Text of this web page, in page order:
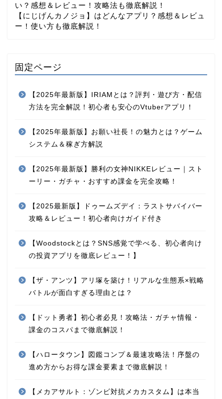
い？感想＆レビュー！攻略法も徹底解説！
【にじげんカノジョ】はどんなアプリ？感想＆レビュ
ー！使い方も徹底解説！
固定ページ
【2025年最新版】IRIAMとは？評判・遊び方・配信
方法を完全解説！初心者も安心のVtuberアプリ！
【2025年最新版】お願い社長！の魅力とは？ゲーム
システム＆稼ぎ方解説
【2025年最新版】勝利の女神NIKKEレビュー｜スト
ーリー・ガチャ・おすすめ課金を完全攻略！
【2025最新版】ドゥームズデイ：ラストサバイバー
攻略＆レビュー！初心者向けガイド付き
【Woodstockとは？SNS感覚で学べる、初心者向け
の投資アプリを徹底レビュー！】
【ザ・アンツ】アリ塚を築け！リアルな生態系×戦略
バトルが面白すぎる理由とは？
【ドット勇者】初心者必見！攻略法・ガチャ情報・
課金のコスパまで徹底解説！
【ハロータウン】図鑑コンプ＆最速攻略法！序盤の
進め方からお得な課金要素まで徹底解説！
【メカアサルト：ゾンビ対抗メカカスタム】は本当